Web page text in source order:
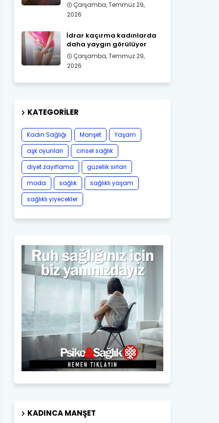
Çarşamba, Temmuz 29,
2026
İdrar kaçırma kadınlarda
daha yaygın görülüyor
Çarşamba, Temmuz 29,
2026
KATEGORILER
Kadın Sağlığı Manşet
Yaşam
aşk oyunları
cinsel sağlık
diyet zayıflama
güzellik sırları
moda
sağlık
sağlıklı yaşam
sağlıklı yiyecekler
KADINCA MANŞET